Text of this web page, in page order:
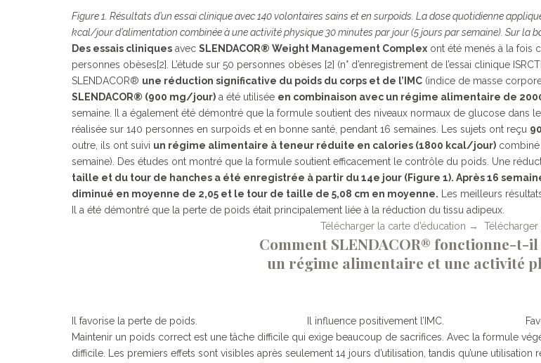
Figure 1. Résultats d’un essai clinique avec 140 volontaires sains et en surpoids. La dose quotidienne
kcal/jour d’alimentation combinée à une activité physique 30 minutes par jour (5 jours par semaine). Sur la
Des essais cliniques avec SLENDACOR® Weight Management Complex ont été menés à la fois
personnes obèses[2]. L’étude sur 50 personnes obèses [2] (n° d’enregistrement de l’essai clinique
SLENDACOR® une réduction significative du poids du corps et de l’IMC (indice de masse
SLENDACOR® (900 mg/jour) a été utilisée en combinaison avec un régime alimentaire de
semaine. Il a également été démontré que la formule soutient des niveaux normaux de glucose dans
réalisée sur 140 personnes en surpoids et en bonne santé, pendant 16 semaines. Les sujets ont reçu
outre, ils ont suivi un régime alimentaire à teneur réduite en calories (1800 kcal/jour) combiné
semaine). Des études ont montré que la formule soutient efficacement le contrôle du poids. Une
taille et du tour de hanches a été enregistrée à partir du 14e jour (Figure 1). Après 16
diminué en moyenne de 2,05 et le tour de taille de 5,08 cm en moyenne. Les meilleurs
Il a été démontré que la perte de poids était principalement liée à la réduction du tissu adipeux.
Télécharger la carte d’éducation →
Comment SLENDACOR® fonctionne-t-
un régime alimentaire et une activité
Il favorise la perte de poids. Il influence positivement l’IMC. Favorise la
Maintenir un poids correct est une tâche difficile qui exige beaucoup de sacrifices. Avec la formule
difficile. Les premiers effets sont visibles après seulement 14 jours d’utilisation, tandis qu’une